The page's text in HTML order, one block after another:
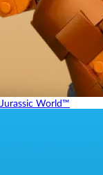
Jurassic World™